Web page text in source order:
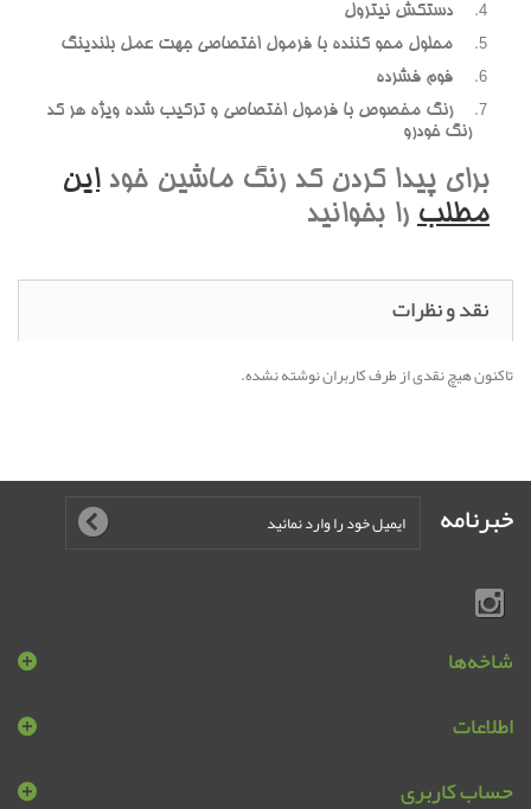
دستکش نيترول
محلول محو کننده با فرمول اختصاصي جهت عمل بلندينگ
فوم فشرده
رنگ مخصوص با فرمول اختصاصي و ترکيب شده ويژه هر کد
رنگ خودرو
براي پيدا کردن کد رنگ ماشين خوداين
مطلب را بخوانيد
نقد و نظرات
تاکنون هیچ نقدی از طرف کاربران نوشته نشده.
خبرنامه
شاخه‌ها
اطلاعات
حساب کاربری